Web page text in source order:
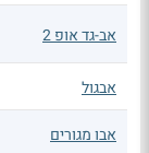
אב-גד אופ 2
אבגול
אבו מגורים